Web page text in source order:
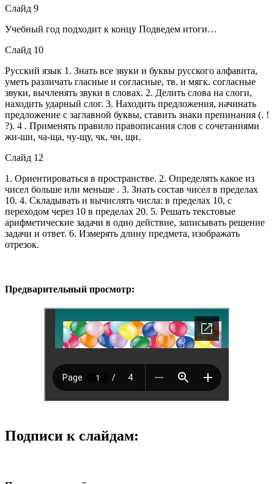
Слайд 9
Учебный год подходит к концу Подведем итоги…
Слайд 10
Русский язык 1. Знать все звуки и буквы русского алфавита,
уметь различать гласные и согласные, тв. и мягк. согласные
звуки, вычленять звуки в словах. 2. Делить слова на слоги,
находить ударный слог. 3. Находить предложения, начинать
предложение с заглавной буквы, ставить знаки препинания (. !
?). 4 . Применять правило правописания слов с сочетаниями
жи-ши, ча-ща, чу-щу, чк, чн, щн.
Слайд 12
1. Ориентироваться в пространстве. 2. Определять какое из
чисел больше или меньше . 3. Знать состав чисел в пределах
10. 4. Складывать и вычислять числа: в пределах 10, с
переходом через 10 в пределах 20. 5. Решать текстовые
арифметические задачи в одно действие, записывать решение
задачи и ответ. 6. Измерять длину предмета, изображать
отрезок.
Предварительный просмотр:
Подписи к слайдам: